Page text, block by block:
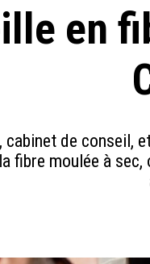
en
cabinet de conseil,
fibre moulée à